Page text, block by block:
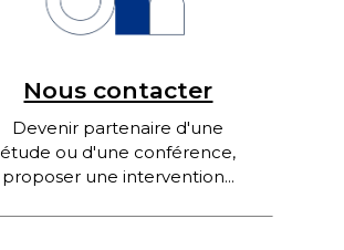
Nous contacter
Devenir partenaire d'une
étude ou d'une conférence,
proposer une intervention...